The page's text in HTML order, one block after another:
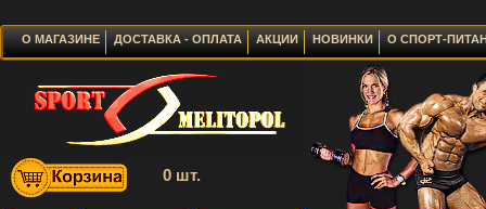
О МАГАЗИНЕ ДОСТАВКА - ОПЛАТА АКЦИИ НОВИНКИ О СПОРТ-
0 шт.